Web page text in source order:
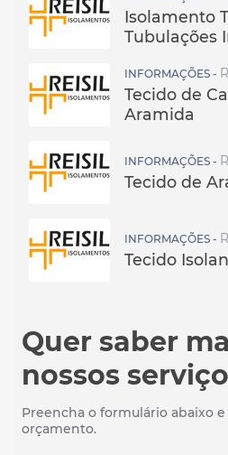
Isolamento
Tubulações
INFORMAÇÕES -
Tecido de
Aramida
INFORMAÇÕES -
Tecido de
INFORMAÇÕES -
Tecido
Quer saber
nossos
Preencha o formulário abaixo
orçamento.